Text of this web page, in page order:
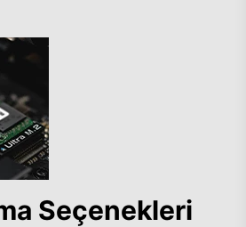
Seçenekleri